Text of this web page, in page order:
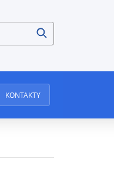
KONTAKTY